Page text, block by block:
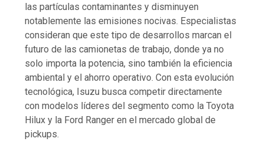
las partículas contaminantes y disminuyen
notablemente las emisiones nocivas. Especialistas
consideran que este tipo de desarrollos marcan el
futuro de las camionetas de trabajo, donde ya no
solo importa la potencia, sino también la eficiencia
ambiental y el ahorro operativo. Con esta evolución
tecnológica, Isuzu busca competir directamente
con modelos líderes del segmento como la Toyota
Hilux y la Ford Ranger en el mercado global de
pickups.